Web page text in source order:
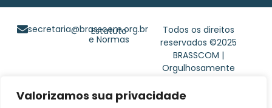
Valorizamos sua privacidade
Todos os direitos
reservados ©2025
BRASSCOM |
Orgulhosamente
Digital
secretaria@brasscom.org.br
Estatuto
e Normas